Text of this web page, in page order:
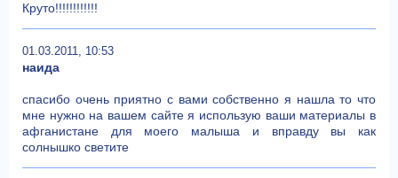
Круто!!!!!!!!!!!!
01.03.2011, 10:53
наида
спасибо очень приятно с вами собственно я нашла то что
мне нужно на вашем сайте я использую ваши материалы в
афганистане для моего малыша и вправду вы как
солнышко светите